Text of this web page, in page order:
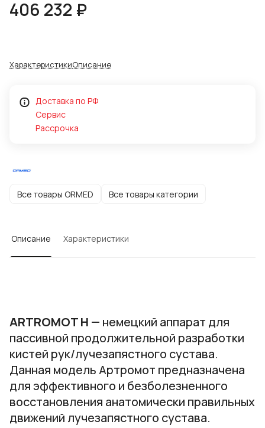
406 232 ₽
ХарактеристикиОписание
Доставка по РФ
Сервис
Рассрочка
Все товары ORMED Все товары категории
Описание Характеристики
ARTROMOT H — немецкий аппарат для
пассивной продолжительной разработки
кистей рук/лучезапястного сустава.
Данная модель Артромот предназначена
для эффективного и безболезненного
восстановления анатомически правильных
движений лучезапястного сустава.